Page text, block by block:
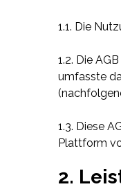
1.1. Die
1.2. Die
umfasste
1.3. Diese
Plattform
2.